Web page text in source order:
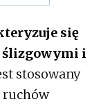
się
ślizgowymi i
stosowany
ruchów